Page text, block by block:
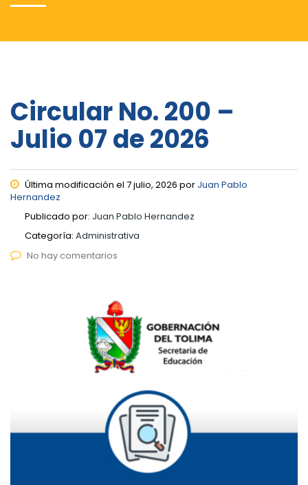
Circular No. 200 –
Julio 07 de 2026
Última modificación el 7 julio, 2026 por Juan Pablo
Hernandez
Publicado por: Juan Pablo Hernandez
Categoría: Administrativa
No hay comentarios